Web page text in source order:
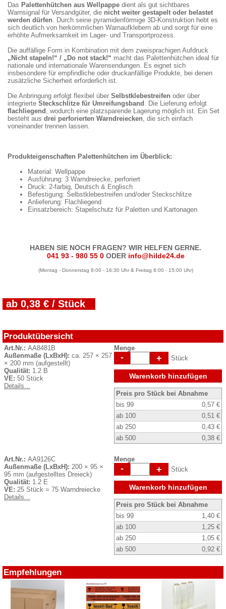
Das Palettenhütchen aus Wellpappe dient als gut sichtbares
Warnsignal für Versandgüter, die nicht weiter gestapelt oder belastet
werden dürfen . Durch seine pyramidenförmige 3D-Konstruktion hebt es
sich deutlich von herkömmlichen Warnaufklebern ab und sorgt für eine
erhöhte Aufmerksamkeit im Lager- und Transportprozess.
Die auffällige Form in Kombination mit dem zweisprachigen Aufdruck
„Nicht stapeln!“ / „Do not stack!“ macht das Palettenhütchen ideal für
nationale und internationale Warensendungen. Es eignet sich
insbesondere für empfindliche oder druckanfällige Produkte, bei denen
zusätzliche Sicherheit erforderlich ist.
Die Anbringung erfolgt flexibel über Selbstklebestreifen oder über
integrierte Steckschlitze für Umreifungsband . Die Lieferung erfolgt
flachliegend , wodurch eine platzsparende Lagerung möglich ist. Ein Set
besteht aus drei perforierten Warndreiecken , die sich einfach
voneinander trennen lassen.
Produkteigenschaften Palettenhütchen im Überblick:
Material: Wellpappe
Ausführung: 3 Warndreiecke, perforiert
Druck: 2-farbig, Deutsch & Englisch
Befestigung: Selbstklebestreifen und/oder Steckschlitze
Anlieferung: Flachliegend
Einsatzbereich: Stapelschutz für Paletten und Kartonagen
HABEN SIE NOCH FRAGEN? WIR HELFEN GERNE.
041 93 - 980 55 0 ODER info@hilde24.de
(Montag - Donnerstag 8:00 - 16:30 Uhr & Freitag 8:00 - 15:00 Uhr)
ab 0,38 € / Stück
Produktübersicht
Art.Nr.: AA8481B
Außenmaße (LxBxH): ca. 257 × 257
× 200 mm (aufgestellt)
Qualität: 1.2 B
VE: 50 Stück
Details...
Menge
- + Stück
Warenkorb hinzufügen
Preis pro Stück bei Abnahme
bis 99
0,57 €
ab 100
0,51 €
ab 250
0,43 €
ab 500
0,38 €
Art.Nr.: AA9126C
Außenmaße (LxBxH): 200 × 95 ×
95 mm (aufgestelltes Dreieck)
Qualität: 1.2 E
VE: 25 Stück = 75 Warndreiecke
Details...
Menge
- + Stück
Warenkorb hinzufügen
Preis pro Stück bei Abnahme
bis 99
1,40 €
ab 100
1,25 €
ab 250
1,05 €
ab 500
0,92 €
Empfehlungen